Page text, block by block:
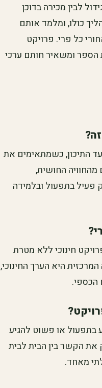
לבין מכירה בדוכן
כולו, ומלמד אותם
כל פרי. פרויקט
ומשאיר חותם ערכי
התיכון, כשמתאימים את
מהחוויה החושית,
פעיל בתפעול ובלמידה
חינוכי ללא מטרת
היא הערך החינוכי,
הכספי.
בתפעול או פשוט להגיע
את הקשר בין הבית לבית
מאחד.